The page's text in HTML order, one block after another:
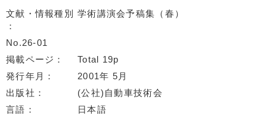
文献・情報種別 学術講演会予稿集（春）
No.26-01
掲載ページ
Total 19p
発行年月
2001年 5月
出版社
(公社)自動車技術会
言語
日本語